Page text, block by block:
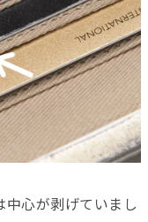
中心が剥げていまし